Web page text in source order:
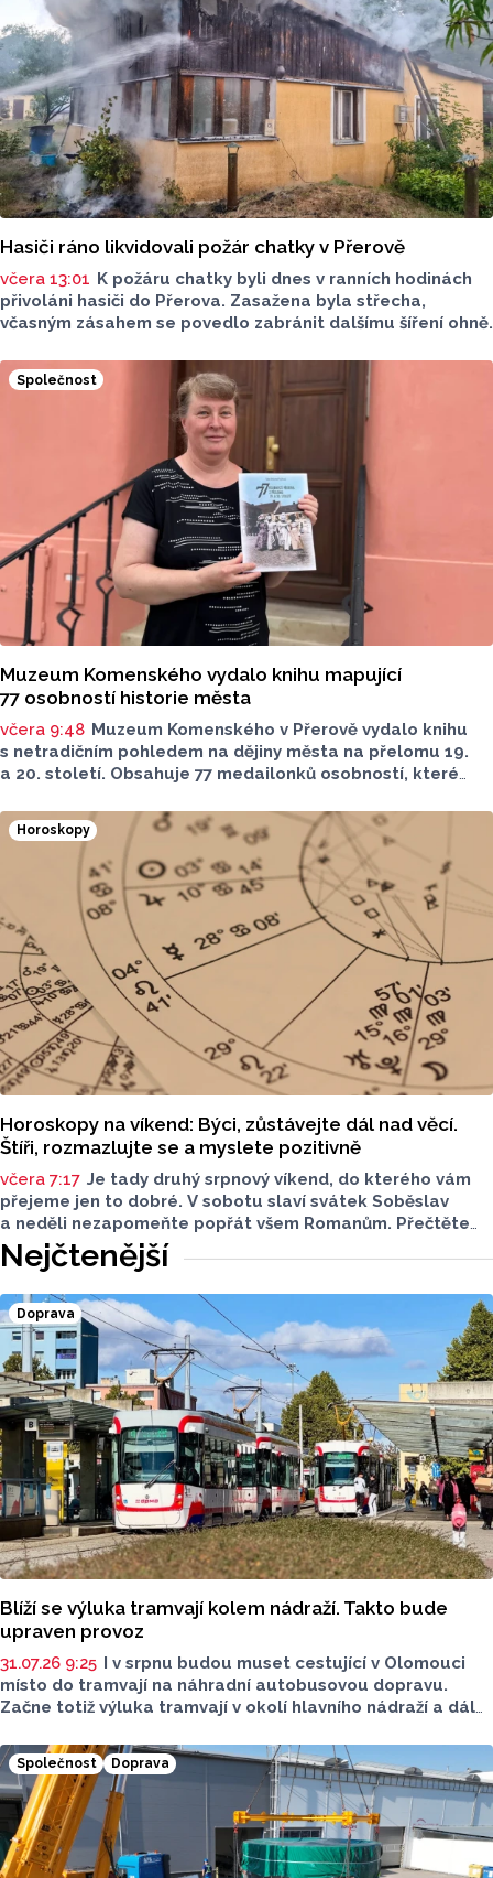
Hasiči ráno likvidovali požár chatky v Přerově
včera 13:01 K požáru chatky byli dnes v ranních hodinách
přivoláni hasiči do Přerova. Zasažena byla střecha,
včasným zásahem se povedlo zabránit dalšímu šíření ohně.
Společnost
Muzeum Komenského vydalo knihu mapující
77 osobností historie města
včera 9:48 Muzeum Komenského v Přerově vydalo knihu
s netradičním pohledem na dějiny města na přelomu 19.
a 20. století. Obsahuje 77 medailonků osobností, které
jsou doplněny dobovými snímky. Podle autorky publikace
Šárky Krákorové Pajůrkové tomu předcházelo 13 let
pátrání po jejich osudech. Kniha vychází u příležitosti
letošního 770. výročí povýšení Přerova na královské město,
sdělila ČTK mluvčí radnice Lenka Chalupová.
Horoskopy
Horoskopy na víkend: Býci, zůstávejte dál nad věcí.
Štíři, rozmazlujte se a myslete pozitivně
včera 7:17 Je tady druhý srpnový víkend, do kterého vám
přejeme jen to dobré. V sobotu slaví svátek Soběslav
a neděli nezapomeňte popřát všem Romanům. Přečtěte
si svůj horoskop a mějte pěkný víkend.
Nejčtenější
Doprava
Blíží se výluka tramvají kolem nádraží. Takto bude
upraven provoz
31.07.26 9:25 I v srpnu budou muset cestující v Olomouci
místo do tramvají na náhradní autobusovou dopravu.
Začne totiž výluka tramvají v okolí hlavního nádraží a dál
a kolejích. Dopravní podnik města Olomouce (DPMO) nyní
upřesnil, jak bude upraven provoz.
Společnost Doprava